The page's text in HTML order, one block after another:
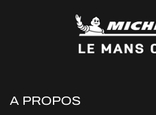
A PROPOS